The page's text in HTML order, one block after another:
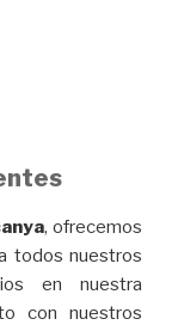
, ofrecemos
todos nuestros
en nuestra
con nuestros